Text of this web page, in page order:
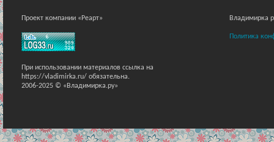
Проект компании «Реарт»
При использовании материалов ссылка на
https://vladimirka.ru/ обязательна.
2006-2025 © «Владимирка.ру»
Владимирка
Политика